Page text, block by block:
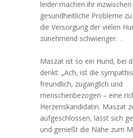
leider machen ihr inzwischen
gesundheitliche Probleme
die Versorgung der vielen
zunehmend schwieriger. .
Maszat ist so ein Hund, bei
denkt: „Ach, ist die
freundlich, zugänglich und
menschenbezogen – eine
Herzenskandidatin. Maszat
aufgeschlossen, lässt sich
und genießt die Nähe zum